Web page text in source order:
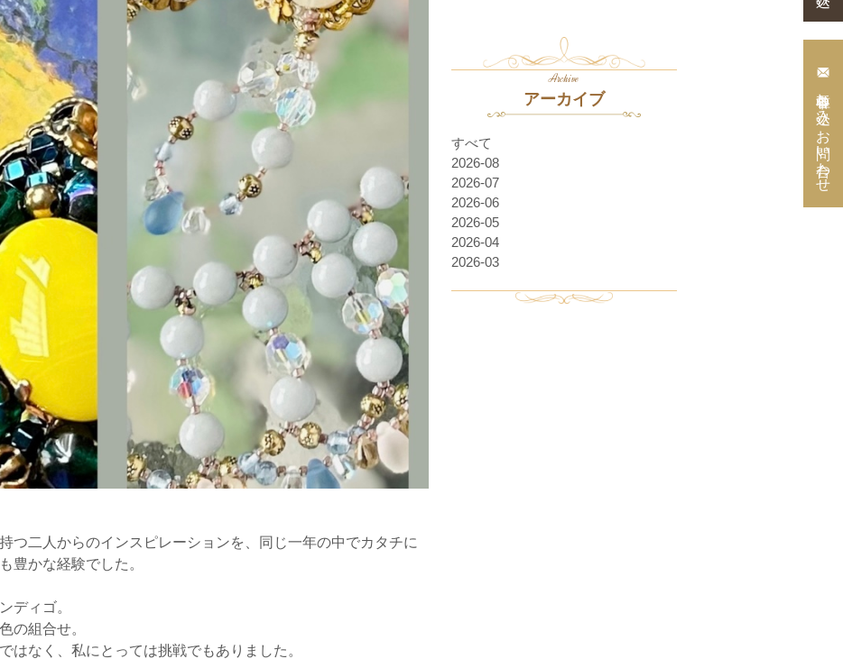
つ二人からのインスピレーションを、同じ一年の中でカタチに
豊かな経験でした。
ディゴ。
の組合せ。
はなく、私にとっては挑戦でもありました。
Archive
アーカイブ
すべて
2026-08
2026-07
2026-06
2026-05
2026-04
2026-03
各種申し込み・
お問い合わせ